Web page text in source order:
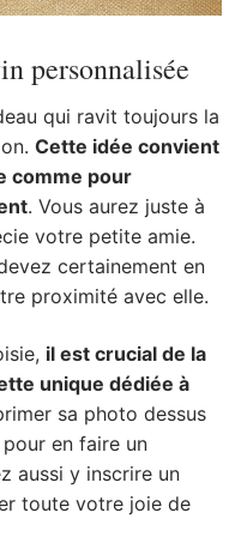
personnalisée
qui ravit toujours la
Cette idée convient
comme pour
. Vous aurez juste à
votre petite amie.
certainement en
proximité avec elle.
il est crucial de la
unique dédiée à
sa photo dessus
en faire un
aussi y inscrire un
toute votre joie de